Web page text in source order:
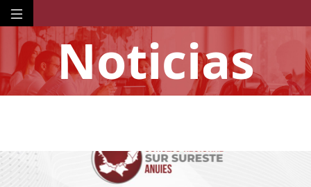
Noticias